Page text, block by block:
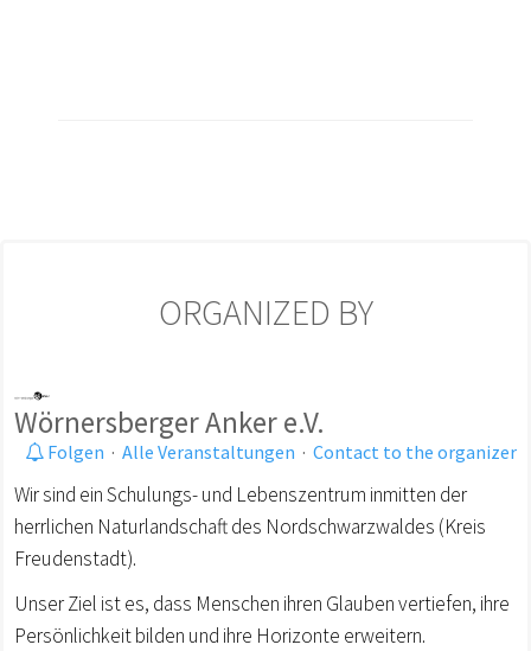
ORGANIZED BY
Wörnersberger Anker e.V.
Folgen · Alle Veranstaltungen · Contact to the organizer
Wir sind ein Schulungs- und Lebenszentrum inmitten der
herrlichen Naturlandschaft des Nordschwarzwaldes (Kreis
Freudenstadt).
Unser Ziel ist es, dass Menschen ihren Glauben vertiefen, ihre
Persönlichkeit bilden und ihre Horizonte erweitern.